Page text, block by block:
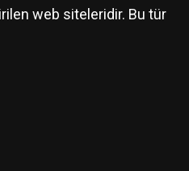
web siteleridir. Bu tür